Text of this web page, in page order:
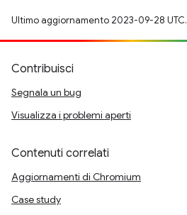
Ultimo aggiornamento 2023-09-28 UTC.
Contribuisci
Segnala un bug
Visualizza i problemi aperti
Contenuti correlati
Aggiornamenti di Chromium
Case study